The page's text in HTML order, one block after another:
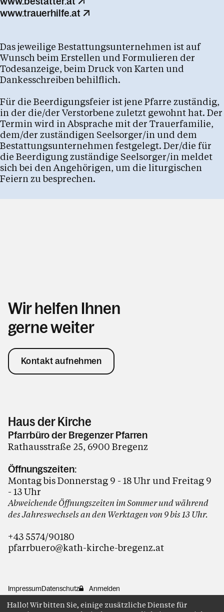
www.trauerhilfe.at
Das jeweilige Bestattungsunternehmen ist auf
Wunsch beim Erstellen und Formulieren der
Todesanzeige, beim Druck von Karten und
Dankesschreiben behilflich.
Für die Beerdigungsfeier ist jene Pfarre zuständig,
in der die/der Verstorbene zuletzt gewohnt hat. Der
Termin wird in Absprache mit der Trauerfamilie,
dem/der zuständigen Seelsorger/in und dem
Bestattungsunternehmen festgelegt. Der/die für
die Beerdigung zuständige Seelsorger/in meldet
sich bei den Angehörigen, um die liturgischen
Feiern zu besprechen.
Wir helfen Ihnen
gerne weiter
Kontakt aufnehmen
Haus der Kirche
Pfarrbüro der Bregenzer Pfarren
Rathausstraße 25, 6900 Bregenz
Öffnungszeiten:
Montag bis Donnerstag 9 - 18 Uhr und Freitag 9
- 13 Uhr
Abweichende Öffnungszeiten im Sommer und während
des Jahreswechsels an den Werktagen von 9 bis 13 Uhr.
+43 5574/90180
pfarrbuero@kath-kirche-bregenz.at
ImpressumDatenschutz Anmelden
Hallo! Wir bitten Sie, einige zusätzliche Dienste für